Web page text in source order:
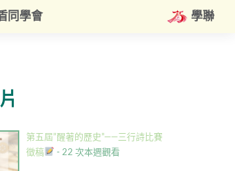
同學會 學聯
第五屆”醒著的歷史”——三行詩比賽
徵稿
- 22 次本週觀看